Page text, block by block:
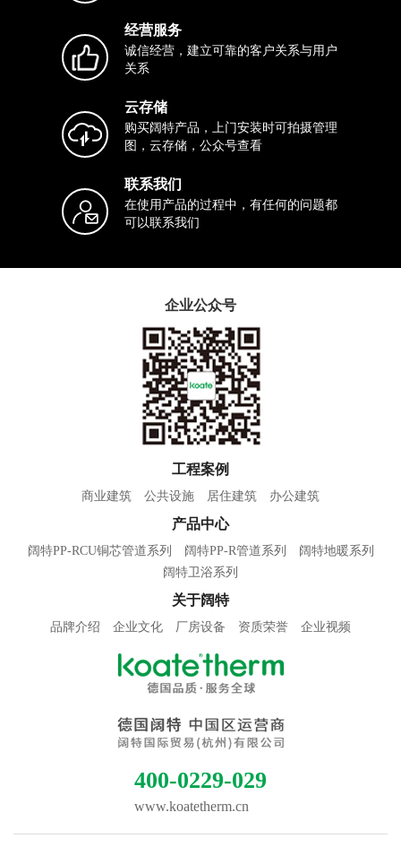
经营服务
诚信经营，建立可靠的客户关系与用户
关系
云存储
购买阔特产品，上门安装时可拍摄管理
图，云存储，公众号查看
联系我们
在使用产品的过程中，有任何的问题都
可以联系我们
400-0229-029
www.koatetherm.cn
关于阔特
品牌介绍 企业文化 厂房设备 资质荣誉 企业视频
产品中心
阔特PP-RCU铜芯管道系列 阔特PP-R管道系列
阔特地暖系列
阔特卫浴系列
工程案例
商业建筑 公共设施 居住建筑 办公建筑
企业公众号